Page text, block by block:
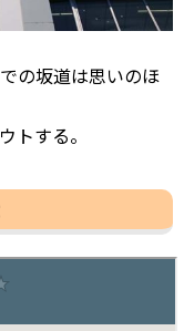
の坂道は思いのほ
トする。